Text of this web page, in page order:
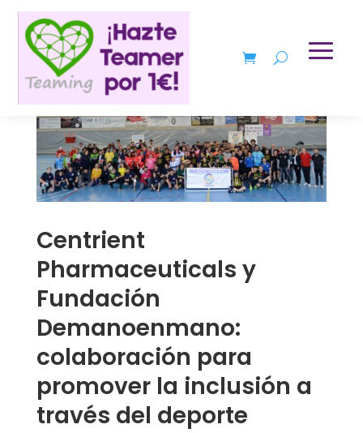
Centrient
Pharmaceuticals y
Fundación
Demanoenmano:
colaboración para
promover la inclusión a
través del deporte